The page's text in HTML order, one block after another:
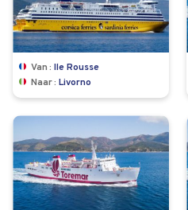
Van
Ile Rousse
Naar
Livorno